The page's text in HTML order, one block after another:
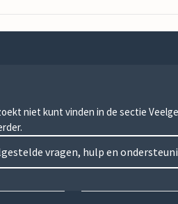
niet kunt vinden in de sectie
vragen, hulp en